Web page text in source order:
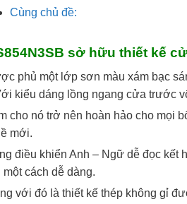
Cùng chủ đề:
sở hữu thiết kế
phủ một lớp sơn màu xám bạc
kiểu dáng lồng ngang cửa trước
cho nó trở nên hoàn hảo cho mọi
mới.
điều khiển Anh – Ngữ dễ đọc kết
một cách dễ dàng.
với đó là thiết kế thép không gỉ